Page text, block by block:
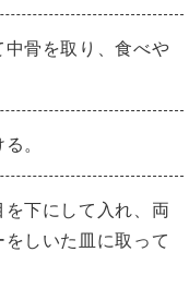
骨を取り、食べや
。
下にして入れ、両
しいた皿に取って